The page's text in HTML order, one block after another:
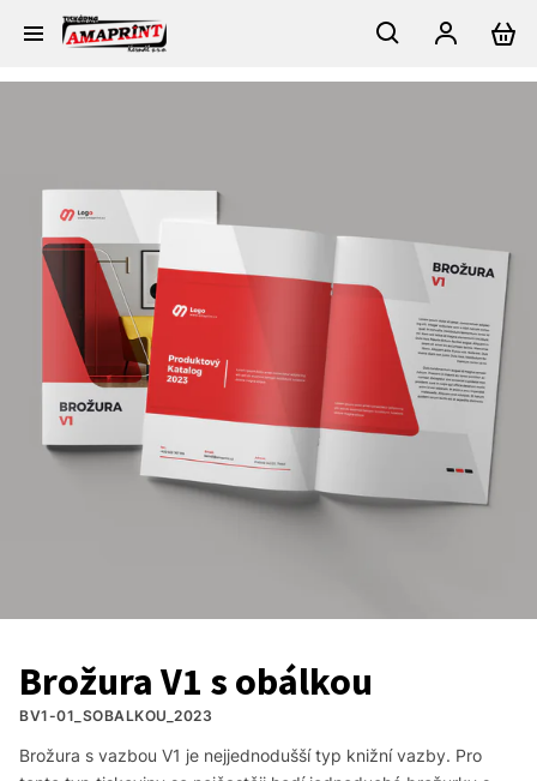
Brožura V1 s obálkou
BV1-01_SOBALKOU_2023
Brožura s vazbou V1 je nejjednodušší typ knižní vazby. Pro